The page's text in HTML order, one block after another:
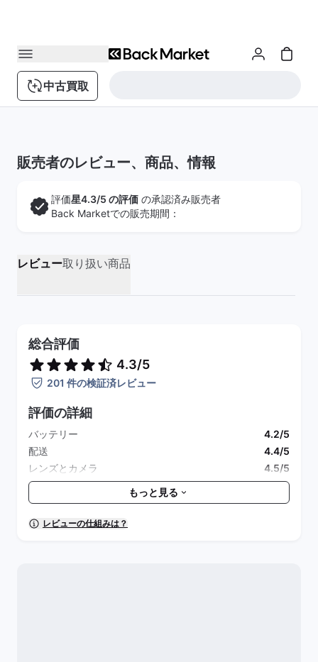
中古買取
販売者のレビュー、商品、情報
評価星4.3/5 の評価 の承認済み販売者
Back Marketでの販売期間：
レビュー取り扱い商品
総合評価
4.3/5
201 件の検証済レビュー
評価の詳細
バッテリー
4.2/5
配送
4.4/5
レンズとカメラ
4.5/5
付属品
4/5
包装と清潔さ
4.3/5
全体的なパフォーマンス
もっと見る
レビューの仕組みは？